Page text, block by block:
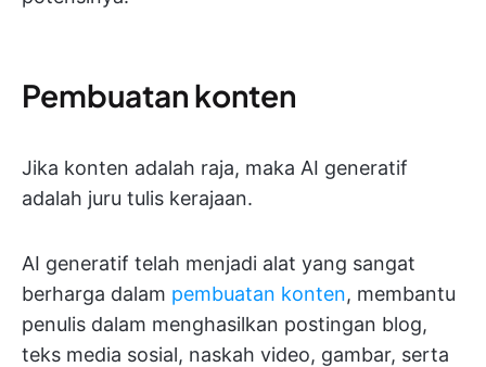
Pembuatan konten
Jika konten adalah raja, maka AI generatif
adalah juru tulis kerajaan.
AI generatif telah menjadi alat yang sangat
berharga dalam pembuatan konten, membantu
penulis dalam menghasilkan postingan blog,
teks media sosial, naskah video, gambar, serta